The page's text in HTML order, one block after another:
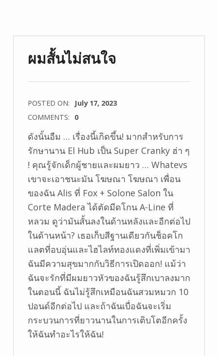
ผมสั้นไม่สนใจ
POSTED ON:
July 17, 2023
COMMENTS: 0
ดังนั้นอืม … เรื่องนี้เกิดขึ้น! มากสำหรับการ
รักษานาน El Hub เป็น Super Cranky ฮ่า ๆ
! คุณรู้จักเด็กผู้ชายและผมยาว … Whatevs
เขาจะเอาชนะมัน โฆษณา โฆษณา เพื่อน
ของฉัน Alis ที่ Fox + Solone Salon ใน
Corte Madera ได้ตัดมีดโกน A-Line ที่
หลวม ดูว่ามันสั้นลงในด้านหลังและอีกต่อไป
ในด้านหน้า? เธอเก็บสีฐานเดียวกันช็อคโก
แลตที่อบอุ่นและไฮไลท์ทองแดงที่เพิ่มเข้ามา
ฉันมีความสุขมากกับวิธีการเปิดออก! แม้ว่า
ฉันจะรักที่มีผมยาวหัวของฉันรู้สึกเบาลงมาก
ในตอนนี้ ฉันไม่รู้สึกเหมือนฉันสวมหมวก 10
ปอนด์อีกต่อไป และถ้าฉันเบื่อฉันจะเริ่ม
กระบวนการที่ยาวนานในการเติบโตอีกครั้ง
ให้ฉันทำอะไรให้ฉัน!